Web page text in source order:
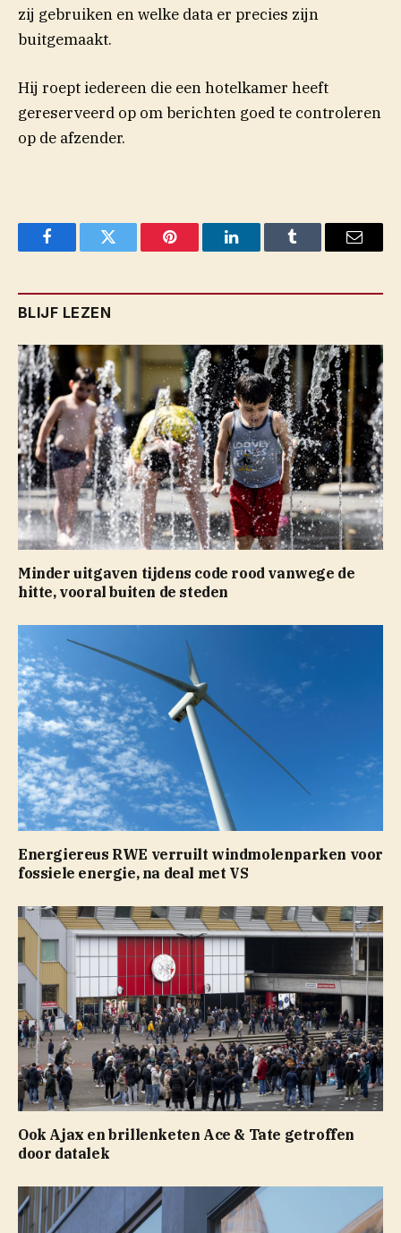
zij gebruiken en welke data er precies zijn
buitgemaakt.
Hij roept iedereen die een hotelkamer heeft
gereserveerd op om berichten goed te controleren
op de afzender.
FacebookTwitter Pinterest LinkedInTumblr Email
BLIJF LEZEN
Minder uitgaven tijdens code rood vanwege de
hitte, vooral buiten de steden
Energiereus RWE verruilt windmolenparken voor
fossiele energie, na deal met VS
Ook Ajax en brillenketen Ace & Tate getroffen
door datalek